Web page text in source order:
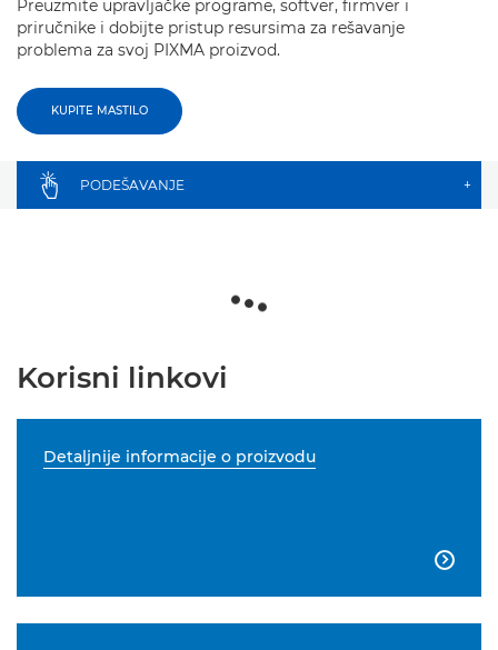
Preuzmite upravljačke programe, softver, firmver i
priručnike i dobijte pristup resursima za rešavanje
problema za svoj PIXMA proizvod.
KUPITE MASTILO
PODEŠAVANJE +
Korisni linkovi
Detaljnije informacije o proizvodu
